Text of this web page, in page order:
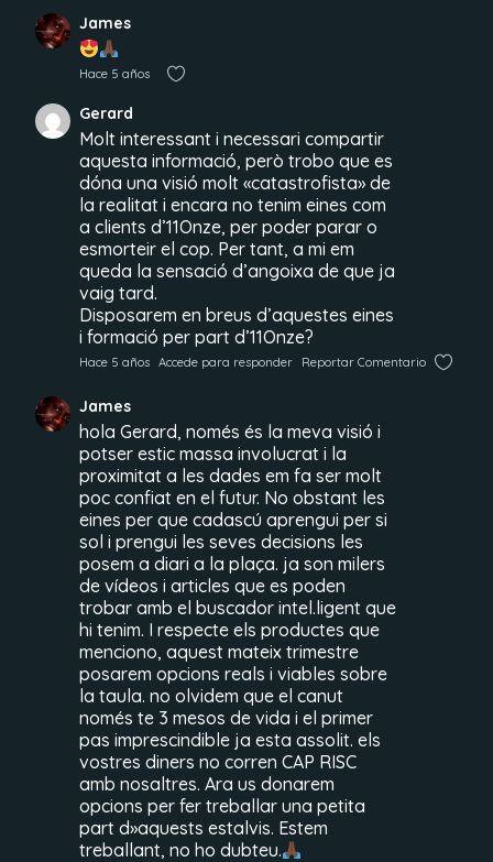
James
Hace 5 años
Gerard
Molt interessant i necessari compartir
aquesta informació, però trobo que es
dóna una visió molt «catastrofista» de
la realitat i encara no tenim eines com
a clients d’11Onze, per poder parar o
esmorteir el cop. Per tant, a mi em
queda la sensació d’angoixa de que ja
vaig tard.
Disposarem en breus d’aquestes eines
i formació per part d’11Onze?
Hace 5 años Accede para responder Reportar Comentario
James
hola Gerard, només és la meva visió i
potser estic massa involucrat i la
proximitat a les dades em fa ser molt
poc confiat en el futur. No obstant les
eines per que cadascú aprengui per si
sol i prengui les seves decisions les
posem a diari a la plaça. ja son milers
de vídeos i articles que es poden
trobar amb el buscador intel.ligent que
hi tenim. I respecte els productes que
menciono, aquest mateix trimestre
posarem opcions reals i viables sobre
la taula. no olvidem que el canut
només te 3 mesos de vida i el primer
pas imprescindible ja esta assolit. els
vostres diners no corren CAP RISC
amb nosaltres. Ara us donarem
opcions per fer treballar una petita
part d»aquests estalvis. Estem
treballant, no ho dubteu.